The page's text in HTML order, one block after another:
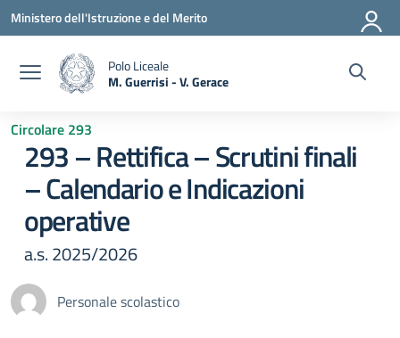
Vai ai contenuti
Vai al menu di navigazione
Vai al footer
Ministero dell'Istruzione e del Merito
Polo Liceale
M. Guerrisi - V. Gerace
Circolare 293
293 – Rettifica – Scrutini finali
– Calendario e Indicazioni
operative
a.s. 2025/2026
Personale scolastico